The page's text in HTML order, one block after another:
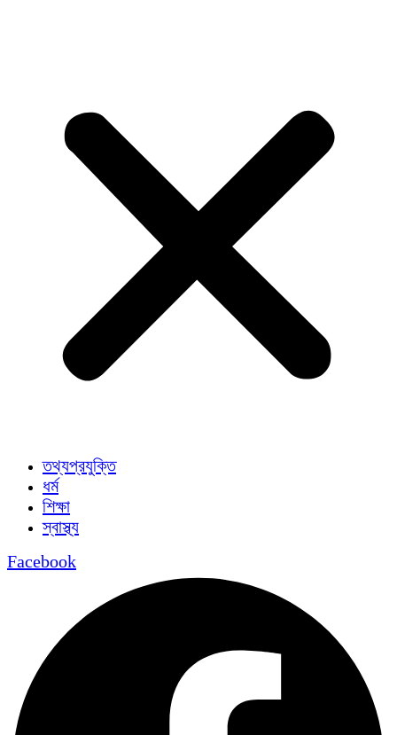
তথ্যপ্রযুক্তি
ধর্ম
শিক্ষা
স্বাস্থ্য
Facebook